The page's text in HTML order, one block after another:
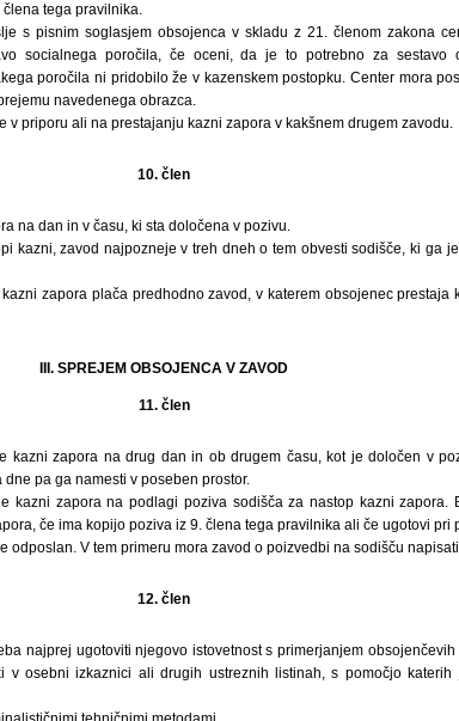
tega pravilnika.
s pisnim soglasjem obsojenca v skladu z 21. členom zakona
socialnega poročila, če oceni, da je to potrebno za sestavo
poročila ni pridobilo že v kazenskem postopku. Center mora
navedenega obrazca.
v priporu ali na prestajanju kazni zapora v kakšnem drugem zavodu.
10. člen
na dan in v času, ki sta določena v pozivu.
kazni, zavod najpozneje v treh dneh o tem obvesti sodišče, ki ga
zapora plača predhodno zavod, v katerem obsojenec prestaja
III. SPREJEM OBSOJENCA V ZAVOD
11. člen
kazni zapora na drug dan in ob drugem času, kot je določen v
pa ga namesti v poseben prostor.
kazni zapora na podlagi poziva sodišča za nastop kazni zapora.
če ima kopijo poziva iz 9. člena tega pravilnika ali če ugotovi pri
odposlan. V tem primeru mora zavod o poizvedbi na sodišču
12. člen
najprej ugotoviti njegovo istovetnost s primerjanjem
osebni izkaznici ali drugih ustreznih listinah, s pomočjo katerih